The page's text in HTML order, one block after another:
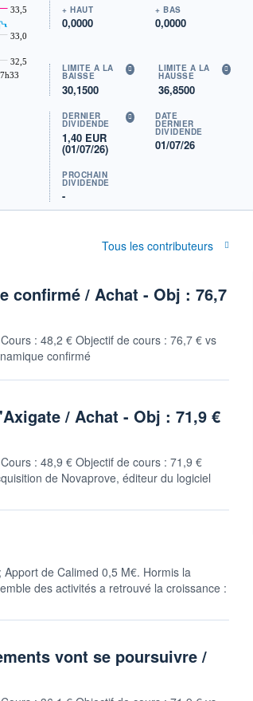
32,5
33,0
33,5 + HAUT
0,0000
+ BAS
0,0000
LIMITE À LA
BAISSE
30,1500
LIMITE À LA
HAUSSE
36,8500
DERNIER
DIVIDENDE
1,40 EUR
(01/07/26)
DATE
DERNIER
DIVIDENDE
01/07/26
PROCHAIN
DIVIDENDE
-
Tous les contributeurs
confirmé / Achat - Obj : 76,7
: 48,2 € Objectif de cours : 76,7 € vs
confirmé
/ Achat - Obj : 71,9 €
: 48,9 € Objectif de cours : 71,9 €
de Novaprove, éditeur du logiciel
de Calimed 0,5 M€. Hormis la
des activités a retrouvé la croissance :
vont se poursuivre /